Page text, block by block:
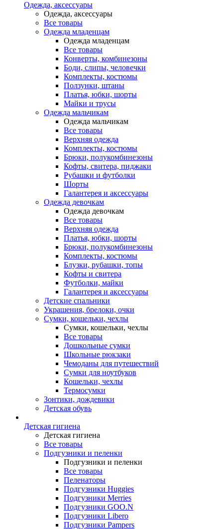
Одежда, аксессуары
Одежда, аксессуары
Все товары
Одежда младенцам
Одежда младенцам
Все товары
Конверты, комбинезоны
Боди, слипы, человечки
Комплекты, костюмы
Ползунки, штаны
Платья, юбки, шорты
Майки и трусы
Одежда мальчикам
Одежда мальчикам
Все товары
Верхняя одежда
Комплекты, костюмы
Брюки, полукомбинезоны
Кофты, свитера, пиджаки
Рубашки и футболки
Шорты
Галантерея и аксессуары
Одежда девочкам
Одежда девочкам
Все товары
Верхняя одежда
Платья, юбки, шорты
Брюки, полукомбинезоны
Комплекты, костюмы
Блузки, рубашки, топы
Кофты и свитера
Футболки, майки
Галантерея и аксессуары
Детские спальники
Украшения, брелоки, очки
Сумки, кошельки, чехлы
Сумки, кошельки, чехлы
Все товары
Дошкольные сумки
Школьные рюкзаки
Чемоданы для путешествий
Сумки для ноутбуков
Кошельки, чехлы
Термосумки
Зонтики, дождевики
Детская обувь
Детская гигиена
Детская гигиена
Все товары
Подгузники и пеленки
Подгузники и пеленки
Все товары
Пеленаторы
Подгузники Huggies
Подгузники Merries
Подгузники GOO.N
Подгузники Libero
Подгузники Pampers